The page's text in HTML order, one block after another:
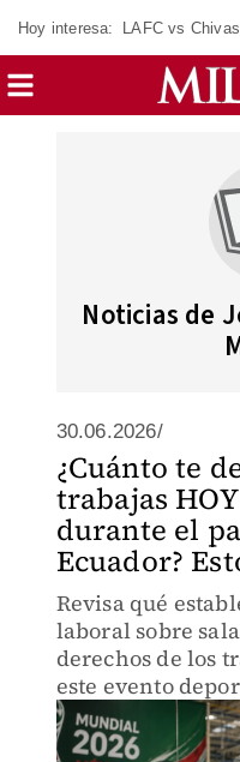
Hoy interesa: LAFC vs Chivas
Noticias de
30.06.2026/
¿Cuánto te
trabajas
durante el
Ecuador?
Revisa qué
laboral sobre
derechos de los
este evento